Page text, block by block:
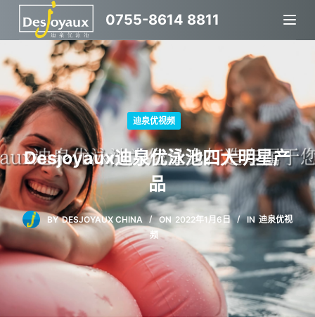
跳
过
内
容
0755-8614 8811
迪泉优视频
Desjoyaux迪泉优泳池四大明星产
品
BY DESJOYAUX CHINA ON 2022年1月6日 IN 迪泉优视
频